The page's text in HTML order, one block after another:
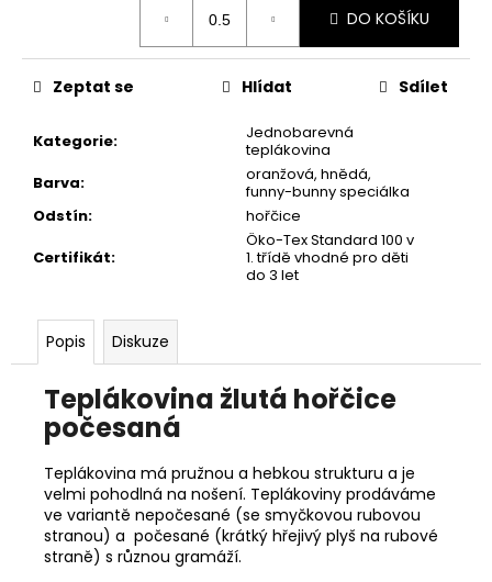
DO KOŠÍKU
Kategorie:
Jednobarevná
teplákovina
Barva: oranžová, hnědá,
funny-bunny speciálka
Odstín:
hořčice
Certifikát:
Öko-Tex Standard 100 v
1. třídě vhodné pro děti
do 3 let
Zeptat se Hlídat Sdílet
Popis Diskuze
Teplákovina žlutá hořčice
počesaná
Teplákovina má pružnou a hebkou strukturu a je
velmi pohodlná na nošení. Teplákoviny prodáváme
ve variantě nepočesané (se smyčkovou rubovou
stranou) a počesané (krátký hřejivý plyš na rubové
straně) s různou gramáží.